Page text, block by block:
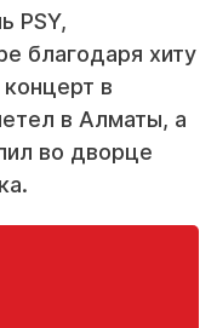
PSY,
благодаря хиту
в
в Алматы, а
во дворце